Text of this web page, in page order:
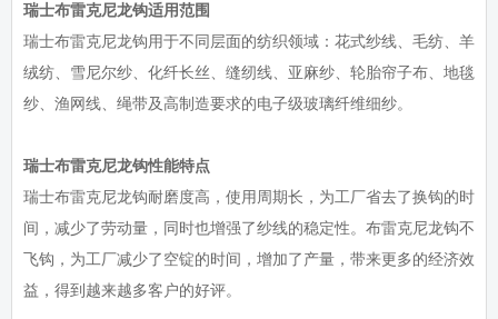
瑞士布雷克尼龙钩适用范围
瑞士布雷克尼龙钩用于不同层面的纺织领域：花式纱线、毛纺、羊
绒纺、雪尼尔纱、化纤长丝、缝纫线、亚麻纱、轮胎帘子布、地毯
纱、渔网线、绳带及高制造要求的电子级玻璃纤维细纱。
瑞士布雷克尼龙钩性能特点
瑞士布雷克尼龙钩耐磨度高，使用周期长，为工厂省去了换钩的时
间，减少了劳动量，同时也增强了纱线的稳定性。布雷克尼龙钩不
飞钩，为工厂减少了空锭的时间，增加了产量，带来更多的经济效
益，得到越来越多客户的好评。